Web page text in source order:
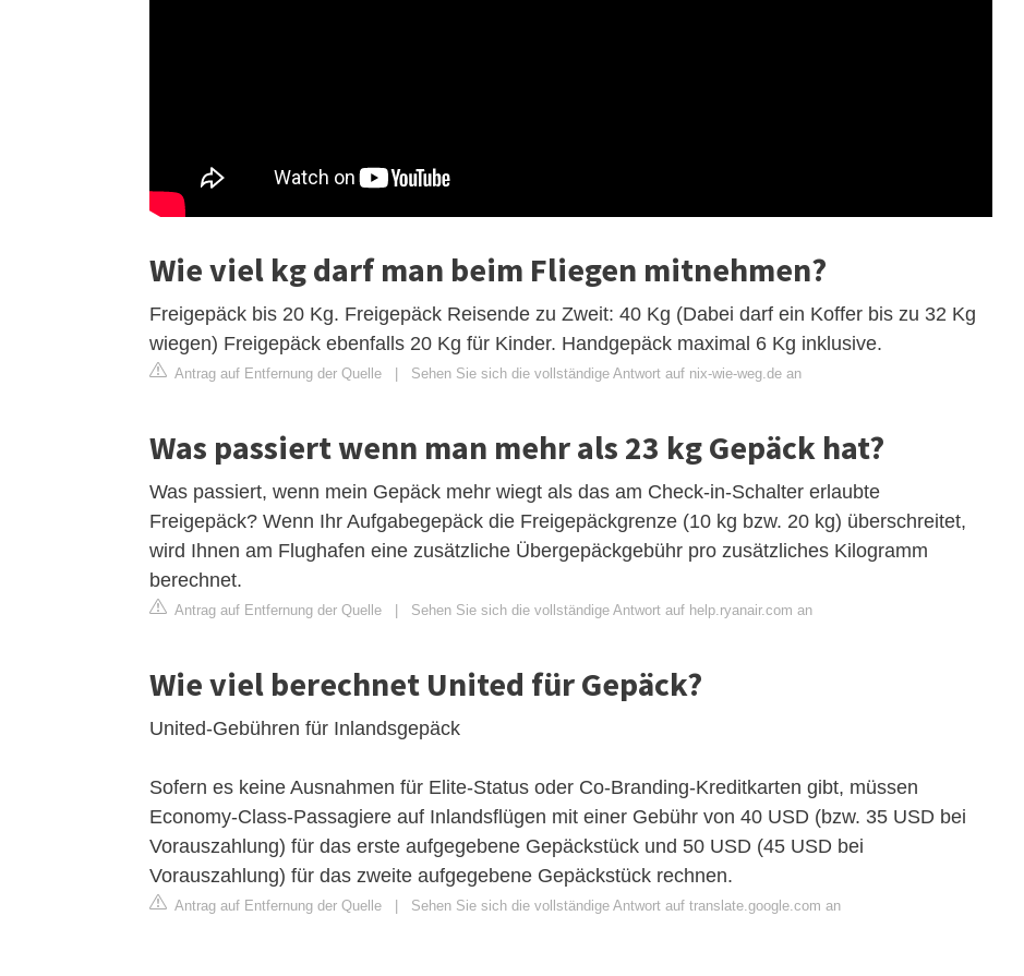
Wie viel kg darf man beim Fliegen mitnehmen?
Freigepäck bis 20 Kg. Freigepäck Reisende zu Zweit: 40 Kg (Dabei darf ein Koffer bis zu 32 Kg
wiegen) Freigepäck ebenfalls 20 Kg für Kinder. Handgepäck maximal 6 Kg inklusive.
Antrag auf Entfernung der Quelle | Sehen Sie sich die vollständige Antwort auf nix-wie-weg.de an
Was passiert wenn man mehr als 23 kg Gepäck hat?
Was passiert, wenn mein Gepäck mehr wiegt als das am Check-in-Schalter erlaubte
Freigepäck? Wenn Ihr Aufgabegepäck die Freigepäckgrenze (10 kg bzw. 20 kg) überschreitet,
wird Ihnen am Flughafen eine zusätzliche Übergepäckgebühr pro zusätzliches Kilogramm
berechnet.
Antrag auf Entfernung der Quelle | Sehen Sie sich die vollständige Antwort auf help.ryanair.com an
Wie viel berechnet United für Gepäck?
United-Gebühren für Inlandsgepäck
Sofern es keine Ausnahmen für Elite-Status oder Co-Branding-Kreditkarten gibt, müssen
Economy-Class-Passagiere auf Inlandsflügen mit einer Gebühr von 40 USD (bzw. 35 USD bei
Vorauszahlung) für das erste aufgegebene Gepäckstück und 50 USD (45 USD bei
Vorauszahlung) für das zweite aufgegebene Gepäckstück rechnen.
Antrag auf Entfernung der Quelle | Sehen Sie sich die vollständige Antwort auf translate.google.com an